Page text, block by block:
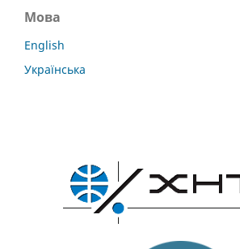
Мова
English
Українська